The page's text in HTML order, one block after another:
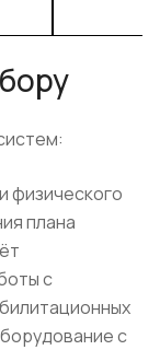
физического
плана
с
с